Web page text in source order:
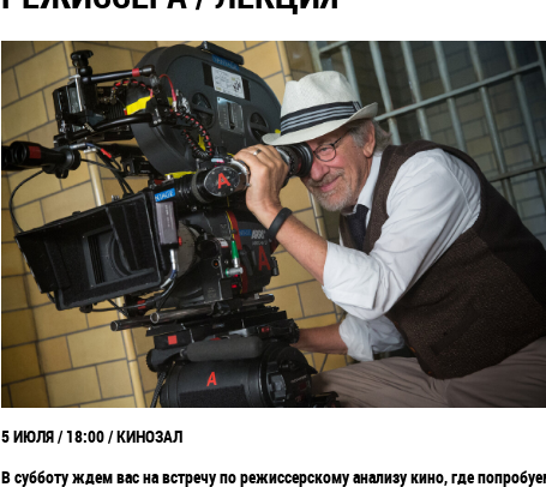
5 ИЮЛЯ / 18:00 / КИНОЗАЛ
В субботу ждем вас на встречу по режиссерскому анализу кино, где